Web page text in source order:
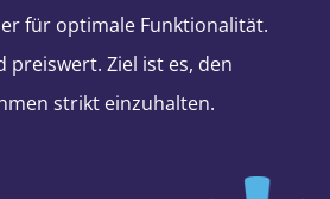
für optimale Funktionalität.
preiswert. Ziel ist es, den
strikt einzuhalten.